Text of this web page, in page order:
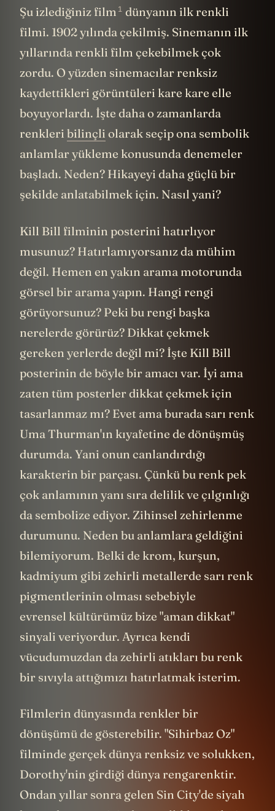
Şu izlediğiniz film 1 dünyanın ilk renkli
filmi. 1902 yılında çekilmiş. Sinemanın ilk
yıllarında renkli film çekebilmek çok
zordu. O yüzden sinemacılar renksiz
kaydettikleri görüntüleri kare kare elle
boyuyorlardı. İşte daha o zamanlarda
renkleri bilinçli olarak seçip ona sembolik
anlamlar yükleme konusunda denemeler
başladı. Neden? Hikayeyi daha güçlü bir
şekilde anlatabilmek için. Nasıl yani?
Kill Bill filminin posterini hatırlıyor
musunuz? Hatırlamıyorsanız da mühim
değil. Hemen en yakın arama motorunda
görsel bir arama yapın. Hangi rengi
görüyorsunuz? Peki bu rengi başka
nerelerde görürüz? Dikkat çekmek
gereken yerlerde değil mi? İşte Kill Bill
posterinin de böyle bir amacı var. İyi ama
zaten tüm posterler dikkat çekmek için
tasarlanmaz mı? Evet ama burada sarı renk
Uma Thurman'ın kıyafetine de dönüşmüş
durumda. Yani onun canlandırdığı
karakterin bir parçası. Çünkü bu renk pek
çok anlamının yanı sıra delilik ve çılgınlığı
da sembolize ediyor. Zihinsel zehirlenme
durumunu. Neden bu anlamlara geldiğini
bilemiyorum. Belki de krom, kurşun,
kadmiyum gibi zehirli metallerde sarı renk
pigmentlerinin olması sebebiyle
evrensel kültürümüz bize "aman dikkat"
sinyali veriyordur. Ayrıca kendi
vücudumuzdan da zehirli atıkları bu renk
bir sıvıyla attığımızı hatırlatmak isterim.
Filmlerin dünyasında renkler bir
dönüşümü de gösterebilir. "Sihirbaz Oz"
filminde gerçek dünya renksiz ve solukken,
Dorothy'nin girdiği dünya rengarenktir.
Ondan yıllar sonra gelen Sin City'de siyah